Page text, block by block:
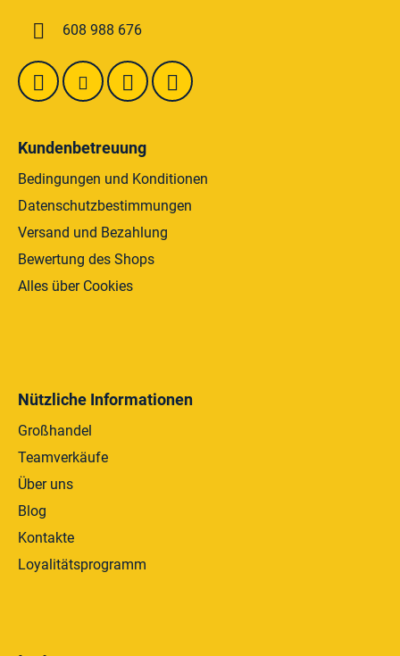
t
608 988 676
Kundenbetreuung
Bedingungen und Konditionen
Datenschutzbestimmungen
Versand und Bezahlung
Bewertung des Shops
Alles über Cookies
Nützliche Informationen
Großhandel
Teamverkäufe
Über uns
Blog
Kontakte
Loyalitätsprogramm